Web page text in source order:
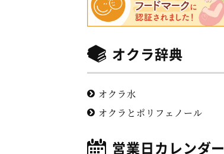
オクラ辞典
オクラ水
オクラとポリフェノール
営業日カレンダー